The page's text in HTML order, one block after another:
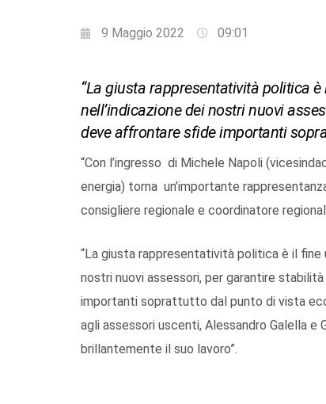
9 Maggio 2022 09:01
“La giusta rappresentatività politica
nell’indicazione dei nostri nuovi
deve affrontare sfide importanti
“Con l’ingresso di Michele Napoli
energia) torna un’importante
consigliere regionale e coordinatore
“La giusta rappresentatività politica è il
nostri nuovi assessori, per garantire
importanti soprattutto dal punto di vista
agli assessori uscenti, Alessandro Galella e
brillantemente il suo lavoro”.